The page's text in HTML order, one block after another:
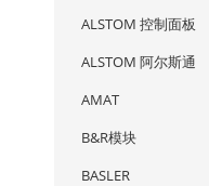
ALSTOM 控制面板
ALSTOM 阿尔斯通
AMAT
B&R模块
BASLER